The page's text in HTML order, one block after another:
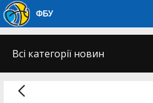
ФБУ
Всі категорії новин